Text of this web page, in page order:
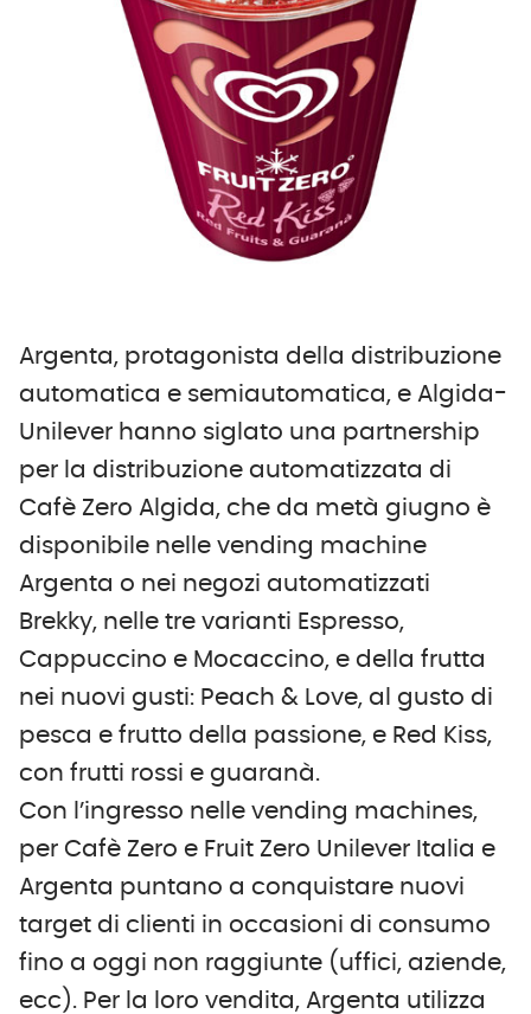
Argenta, protagonista della distribuzione
automatica e semiautomatica, e Algida-
Unilever hanno siglato una partnership
per la distribuzione automatizzata di
Cafè Zero Algida, che da metà giugno è
disponibile nelle vending machine
Argenta o nei negozi automatizzati
Brekky, nelle tre varianti Espresso,
Cappuccino e Mocaccino, e della frutta
nei nuovi gusti: Peach & Love, al gusto di
pesca e frutto della passione, e Red Kiss,
con frutti rossi e guaranà.
Con l’ingresso nelle vending machines,
per Cafè Zero e Fruit Zero Unilever Italia e
Argenta puntano a conquistare nuovi
target di clienti in occasioni di consumo
fino a oggi non raggiunte (uffici, aziende,
ecc). Per la loro vendita, Argenta utilizza